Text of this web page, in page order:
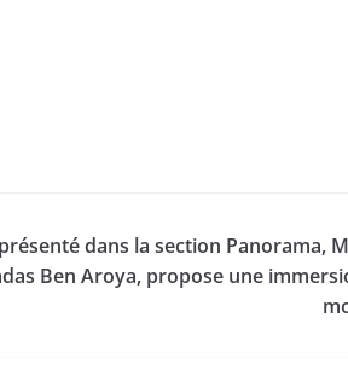
dans la section Panorama,
Ben Aroya, propose une